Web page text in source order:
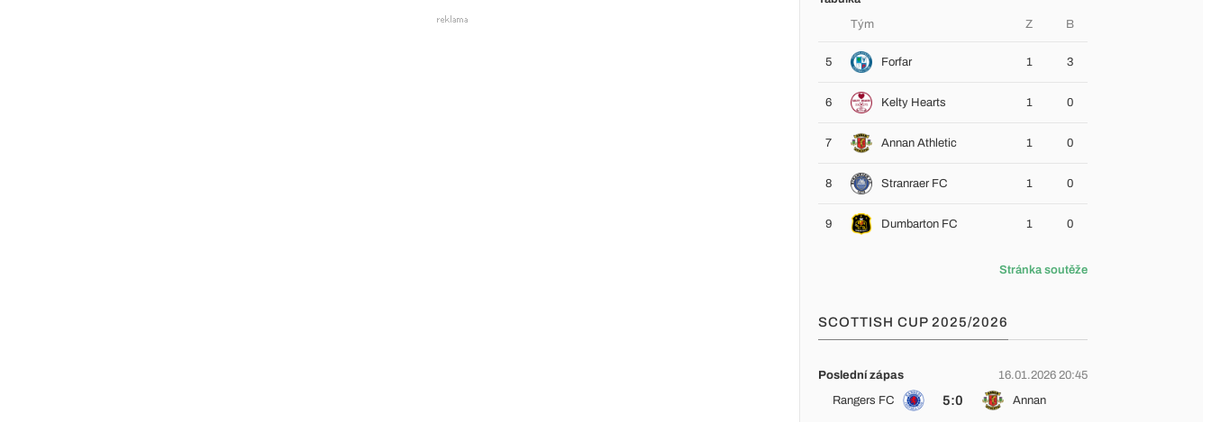
Tým
Z B
5 Forfar 1 3
6 Kelty Hearts 1 0
7 Annan Athletic 1 0
8 Stranraer FC 1 0
9 Dumbarton FC 1 0
Stránka soutěže
SCOTTISH CUP 2025/2026
Poslední zápas
16.01.2026 20:45
Rangers FC
5:0 Annan